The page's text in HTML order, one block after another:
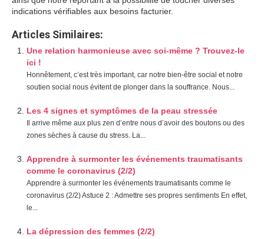
indications vérifiables aux besoins facturier.
Articles Similaires:
Une relation harmonieuse avec soi-même ? Trouvez-le
ici !
Honnêtement, c’est très important, car notre bien-être social et notre
soutien social nous évitent de plonger dans la souffrance. Nous...
Les 4 signes et symptômes de la peau stressée
Il arrive même aux plus zen d’entre nous d’avoir des boutons ou des
zones sèches à cause du stress. La...
Apprendre à surmonter les événements traumatisants
comme le coronavirus (2/2)
Apprendre à surmonter les événements traumatisants comme le
coronavirus (2/2) Astuce 2 : Admettre ses propres sentiments En effet,
le...
La dépression des femmes (2/2)